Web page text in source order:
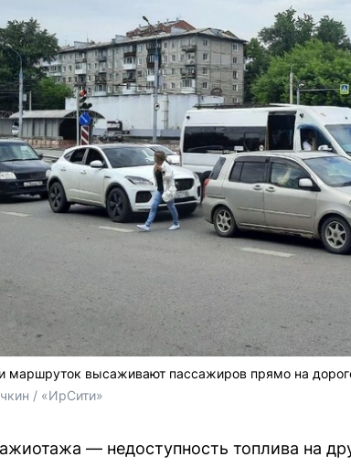
маршруток высаживают пассажиров прямо на
/ «ИрСити»
— недоступность топлива на